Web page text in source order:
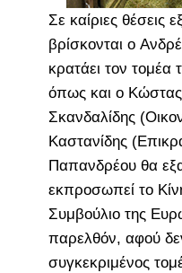
Σε καίριες θέσεις
βρίσκονται ο
κρατάει τον τομέα
όπως και ο Κώστας
Σκανδαλίδης
Καστανίδης
Παπανδρέου θα
εκπροσωπεί το
Συμβούλιο της
παρελθόν, αφού
συγκεκριμένος